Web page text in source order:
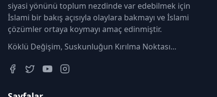
siyasi yönünü toplum nezdinde var edebilmek için
İslami bir bakış açısıyla olaylara bakmayı ve İslami
çözümler ortaya koymayı amaç edinmiştir.
Köklü Değişim, Suskunluğun Kırılma Noktası...